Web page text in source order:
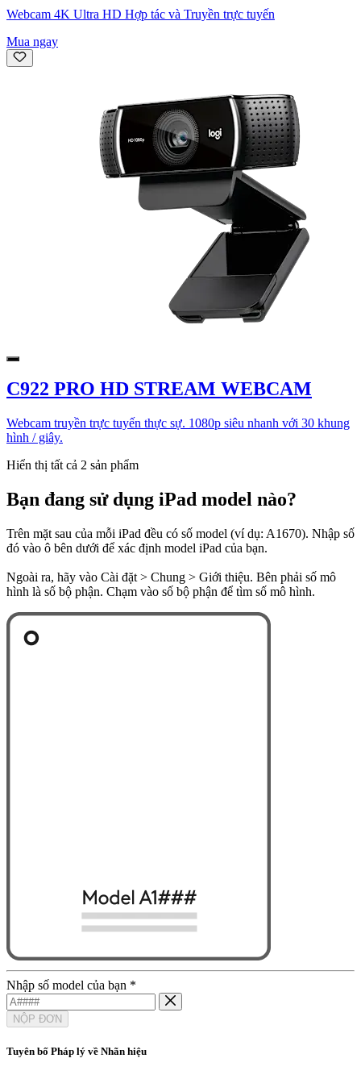
Webcam 4K Ultra HD Hợp tác và Truyền trực tuyến
Mua ngay
C922 PRO HD STREAM WEBCAM
Webcam truyền trực tuyến thực sự. 1080p siêu nhanh với 30 khung
hình / giây.
Hiển thị tất cả 2 sản phẩm
Bạn đang sử dụng iPad model nào?
Trên mặt sau của mỗi iPad đều có số model (ví dụ: A1670). Nhập số
đó vào ô bên dưới để xác định model iPad của bạn.
Ngoài ra, hãy vào Cài đặt > Chung > Giới thiệu. Bên phải số mô
hình là số bộ phận. Chạm vào số bộ phận để tìm số mô hình.
Nhập số model của bạn *
NỘP ĐƠN
Tuyên bố Pháp lý về Nhãn hiệu